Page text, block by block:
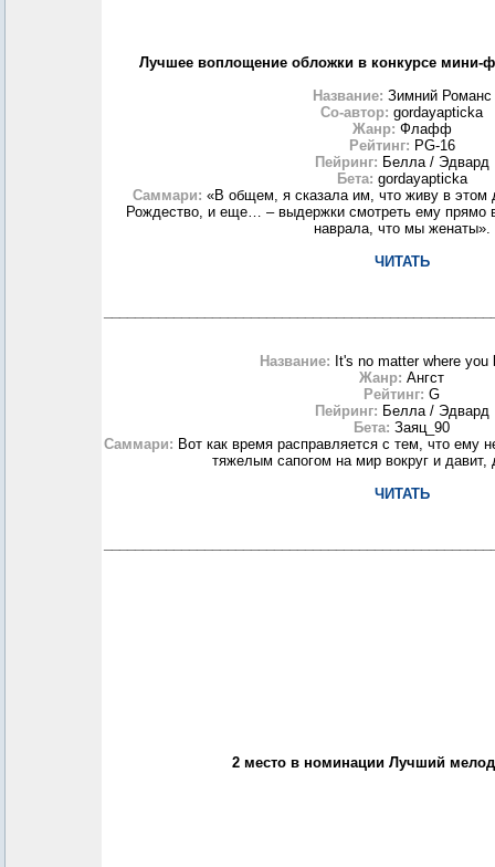
Лучшее воплощение обложки в конкурсе мини-
Название: Зимний Романс
Со-автор: gordayapticka
Жанр: Флафф
Рейтинг: PG-16
Пейринг: Белла / Эдвард
Бета: gordayapticka
Саммари: «В общем, я сказала им, что живу в этом
Рождество, и еще… – выдержки смотреть ему прямо
наврала, что мы женаты».
ЧИТАТЬ
Название: It's no matter where you
Жанр: Ангст
Рейтинг: G
Пейринг: Белла / Эдвард
Бета: Заяц_90
Саммари: Вот как время расправляется с тем, что ему
тяжелым сапогом на мир вокруг и
ЧИТАТЬ
2 место в номинации Лучший